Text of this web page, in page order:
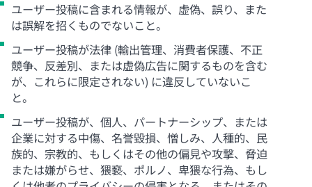
ユーザー投稿に含まれる情報が、虚偽、誤り、また
は誤解を招くものでないこと。
ユーザー投稿が法律 (輸出管理、消費者保護、不正
競争、反差別、または虚偽広告に関するものを含む
が、これらに限定されない) に違反していないこ
と。
ユーザー投稿が、個人、パートナーシップ、または
企業に対する中傷、名誉毀損、憎しみ、人種的、民
族的、宗教的、もしくはその他の偏見や攻撃、脅迫
または嫌がらせ、猥褻、ポルノ、卑猥な行為、もし